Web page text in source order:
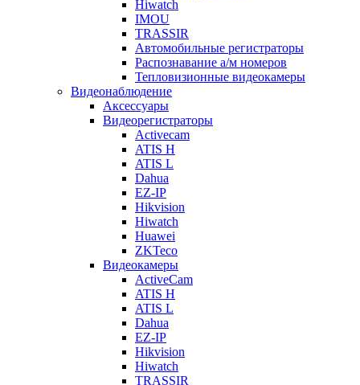
Hiwatch
IMOU
TRASSIR
Автомобильные регистраторы
Распознавание а/м номеров
Тепловизионные видеокамеры
Видеонаблюдение
Аксессуары
Видеорегистраторы
Activecam
ATIS H
ATIS L
Dahua
EZ-IP
Hikvision
Hiwatch
Huawei
ZKTeco
Видеокамеры
ActiveCam
ATIS H
ATIS L
Dahua
EZ-IP
Hikvision
Hiwatch
TRASSIR